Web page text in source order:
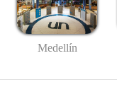
Medellín